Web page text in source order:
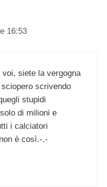
16:53
voi, siete la vergogna
scrivendo
stupidi
di milioni e
i calciatori
è così.-.-